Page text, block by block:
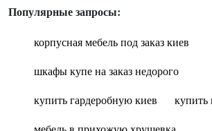
Популярные запросы:
корпусная мебель под заказ киев
шкафы купе на заказ недорого
купить гардеробную киев
купить